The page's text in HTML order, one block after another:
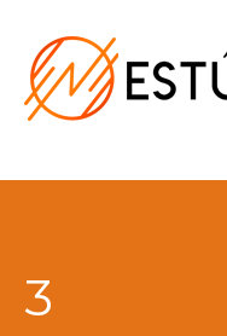
VOZES
CONTADOR DE TEXTO
3